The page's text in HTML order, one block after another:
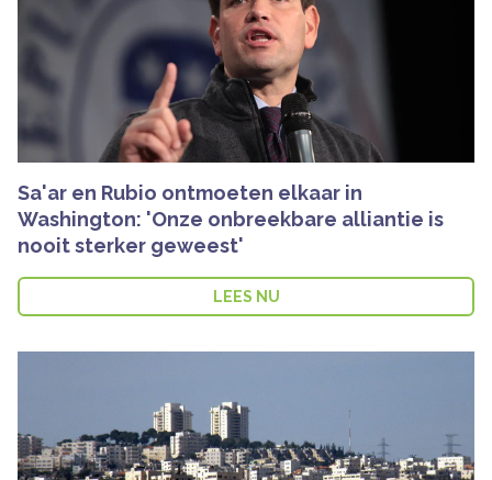
Sa'ar en Rubio ontmoeten elkaar in
Washington: 'Onze onbreekbare alliantie is
nooit sterker geweest'
LEES NU